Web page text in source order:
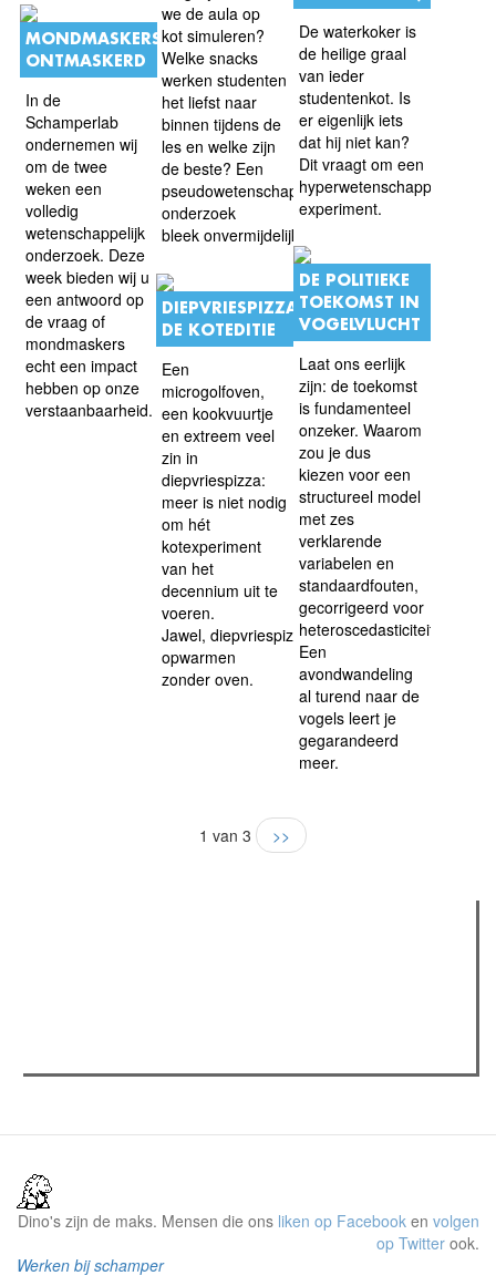
we de aula op
kot simuleren?
Welke snacks
werken studenten
het liefst naar
binnen tijdens de
les en welke zijn
de beste? Een
pseudowetenschappelijk
onderzoek
bleek onvermijdelijk.
De waterkoker is
de heilige graal
van ieder
studentenkot. Is
er eigenlijk iets
dat hij niet kan?
Dit vraagt om een
hyperwetenschappelijk
experiment.
MONDMASKERS
ONTMASKERD
In de
Schamperlab
ondernemen wij
om de twee
weken een
volledig
wetenschappelijk
onderzoek. Deze
week bieden wij u
een antwoord op
de vraag of
mondmaskers
echt een impact
hebben op onze
verstaanbaarheid.
DE POLITIEKE
TOEKOMST IN
VOGELVLUCHT
Laat ons eerlijk
zijn: de toekomst
is fundamenteel
onzeker. Waarom
zou je dus
kiezen voor een
structureel model
met zes
verklarende
variabelen en
standaardfouten,
gecorrigeerd voor
heteroscedasticiteit?
Een
avondwandeling
al turend naar de
vogels leert je
gegarandeerd
meer.
DIEPVRIESPIZZA:
DE KOTEDITIE
Een
microgolfoven,
een kookvuurtje
en extreem veel
zin in
diepvriespizza:
meer is niet nodig
om hét
kotexperiment
van het
decennium uit te
voeren.
Jawel, diepvriespizza
opwarmen
zonder oven.
1 van 3 >>
Dino's zijn de maks. Mensen die ons liken op Facebook en volgen
op Twitter ook.
Werken bij schamper